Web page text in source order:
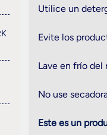
Utilice un
Evite los
Lave en frío del
No use
Este es un